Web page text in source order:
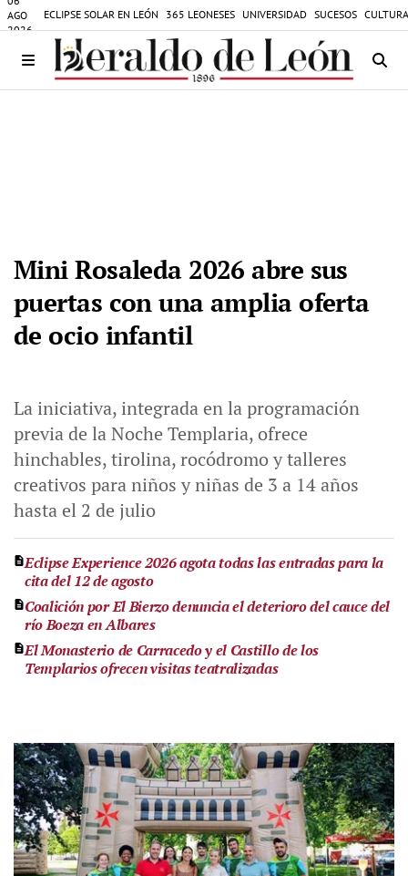
AGO
2026
ECLIPSE SOLAR EN LEÓN 365 LEONESES UNIVERSIDAD SUCESOS
Mini Rosaleda 2026 abre sus
puertas con una amplia oferta
de ocio infantil
La iniciativa, integrada en la programación
previa de la Noche Templaria, ofrece
hinchables, tirolina, rocódromo y talleres
creativos para niños y niñas de 3 a 14 años
hasta el 2 de julio
Eclipse Experience 2026 agota todas las entradas para la
cita del 12 de agosto
Coalición por El Bierzo denuncia el deterioro del cauce del
río Boeza en Albares
El Monasterio de Carracedo y el Castillo de los
Templarios ofrecen visitas teatralizadas